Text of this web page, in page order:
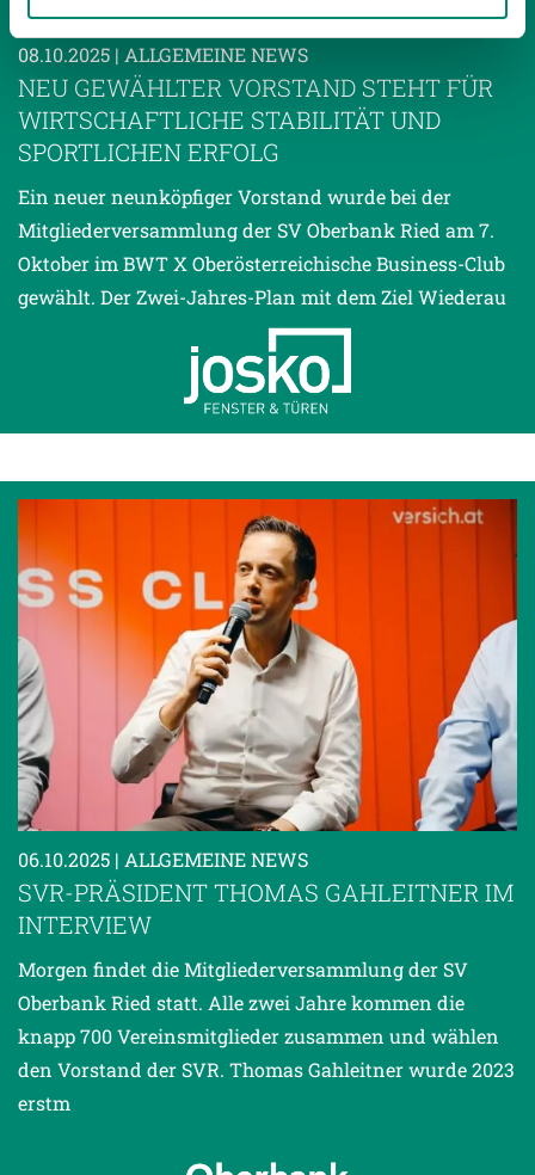
gesammelt haben.
Weitere Details, insbesondere zu Speicherdauer und
Empfänger entnehmen Sie unserer
Datenschutzerklärung
08.10.2025 | ALLGEMEINE NEWS
NEU GEWÄHLTER VORSTAND STEHT FÜR
WIRTSCHAFTLICHE STABILITÄT UND
SPORTLICHEN ERFOLG
Ein neuer neunköpfiger Vorstand wurde bei der
Mitgliederversammlung der SV Oberbank Ried am 7.
Oktober im BWT X Oberösterreichische Business-Club
gewählt. Der Zwei-Jahres-Plan mit dem Ziel Wiederau
06.10.2025 | ALLGEMEINE NEWS
SVR-PRÄSIDENT THOMAS GAHLEITNER IM
INTERVIEW
Morgen findet die Mitgliederversammlung der SV
Oberbank Ried statt. Alle zwei Jahre kommen die
knapp 700 Vereinsmitglieder zusammen und wählen
den Vorstand der SVR. Thomas Gahleitner wurde 2023
erstm